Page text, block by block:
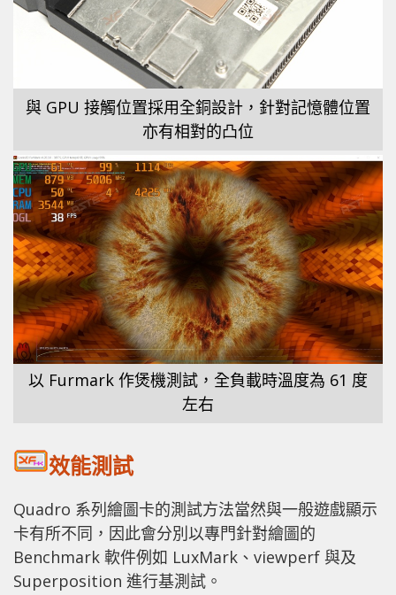
與 GPU 接觸位置採用全銅設計，針對記憶體位置
亦有相對的凸位
以 Furmark 作煲機測試，全負載時溫度為 61 度
左右
效能測試
Quadro 系列繪圖卡的測試方法當然與一般遊戲顯示
卡有所不同，因此會分別以專門針對繪圖的
Benchmark 軟件例如 LuxMark、viewperf 與及
Superposition 進行基測試。